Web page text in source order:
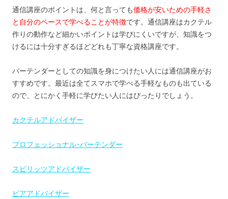
通信講座のポイントは、何と言っても価格が安いための手軽さ
と自分のペースで学べることが特徴です。通信講座はカクテル
作りの動作など細かいポイントは学びにくいですが、知識をつ
けるには十分すぎるほどどれも丁寧な資格講座です。
バーテンダーとしての知識を身につけたい人には通信講座がお
すすめです。最近は全てスマホで学べる手軽なものも出ている
ので、とにかく手軽に学びたい人にはぴったりでしょう。
カクテルアドバイザー
プロフェッショナル･バーテンダー
スピリッツアドバイザー
ビアアドバイザー